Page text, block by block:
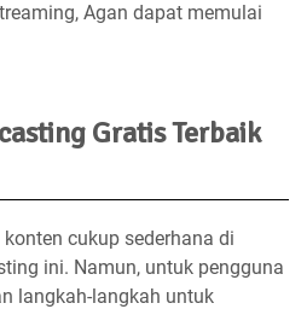
Agan dapat memulai
Gratis Terbaik
cukup sederhana di
ini. Namun, untuk pengguna
langkah-langkah untuk